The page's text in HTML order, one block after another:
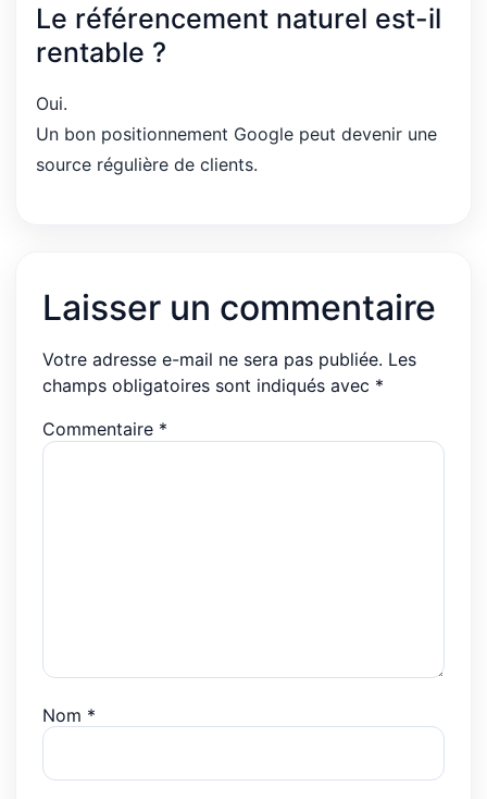
Le référencement naturel est-il
rentable ?
Oui.
Un bon positionnement Google peut devenir une
source régulière de clients.
Laisser un commentaire
Votre adresse e-mail ne sera pas publiée. Les
champs obligatoires sont indiqués avec *
Commentaire *
Nom *